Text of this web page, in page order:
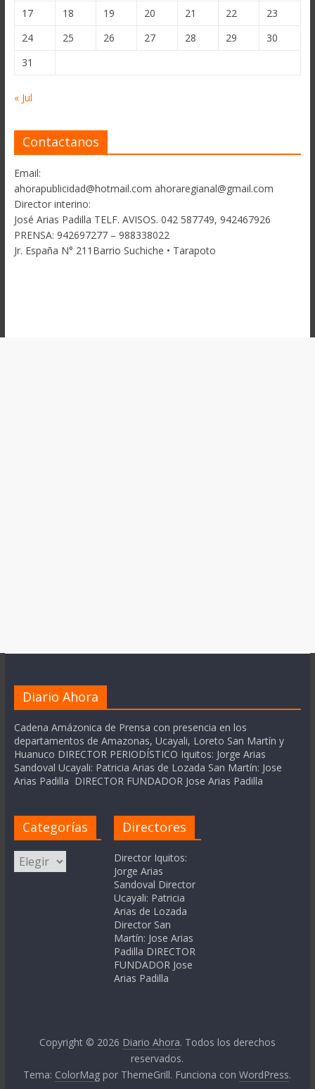
17
18 19 20 21 22
23
24
25 26 27 28 29
30
31
« Jul
Contactanos
Email:
ahorapublicidad@hotmail.com ahoraregianal@gmail.com
Director interino:
José Arias Padilla TELF. AVISOS. 042 587749, 942467926
PRENSA: 942697277 – 988338022
Jr. España N° 211Barrio Suchiche • Tarapoto
Diario Ahora
Cadena Amázonica de Prensa con presencia en los
departamentos de Amazonas, Ucayali, Loreto San Martín y
Huanuco DIRECTOR PERIODÍSTICO Iquitos: Jorge Arias
Sandoval Ucayali: Patricia Arias de Lozada San Martín: Jose
Arias Padilla DIRECTOR FUNDADOR Jose Arias Padilla
Categorías
Categorías
Directores
Director Iquitos:
Jorge Arias
Sandoval Director
Ucayali: Patricia
Arias de Lozada
Director San
Martín: Jose Arias
Padilla DIRECTOR
FUNDADOR Jose
Arias Padilla
Copyright © 2026 Diario Ahora. Todos los derechos
reservados.
Tema: ColorMag por ThemeGrill. Funciona conWordPress.